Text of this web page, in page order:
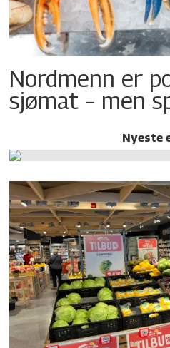
Nordmenn er
sjømat – men
Nyeste